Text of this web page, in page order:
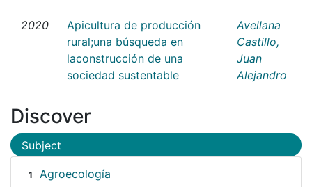
2020
Apicultura de producción
rural;una búsqueda en
laconstrucción de una
sociedad sustentable
Avellana
Castillo,
Juan
Alejandro
Discover
Subject
1 Agroecología